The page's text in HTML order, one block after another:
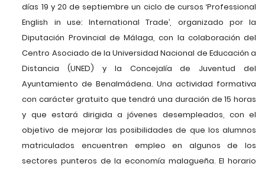
días 19 y 20 de septiembre un ciclo de cursos ‘Professional
English in use: International Trade’, organizado por la
Diputación Provincial de Málaga, con la colaboración del
Centro Asociado de la Universidad Nacional de Educación a
Distancia (UNED) y la Concejalía de Juventud del
Ayuntamiento de Benalmádena. Una actividad formativa
con carácter gratuito que tendrá una duración de 15 horas
y que estará dirigida a jóvenes desempleados, con el
objetivo de mejorar las posibilidades de que los alumnos
matriculados encuentren empleo en algunos de los
sectores punteros de la economía malagueña. El horario